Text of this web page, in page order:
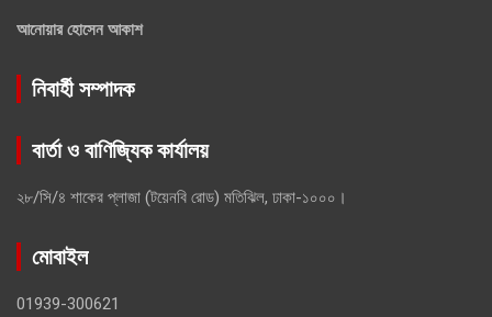
আনোয়ার হোসেন আকাশ
নিবার্হী সম্পাদক
বার্তা ও বাণিজ্যিক কার্যালয়
২৮/সি/৪ শাকের প্লাজা (টয়েনবি রোড) মতিঝিল, ঢাকা-১০০০।
মোবাইল
01939-300621